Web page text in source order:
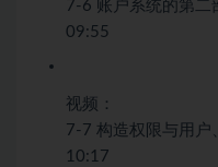
7-6 账户系统的第二
09:55
视频：
7-7 构造权限与用户
10:17